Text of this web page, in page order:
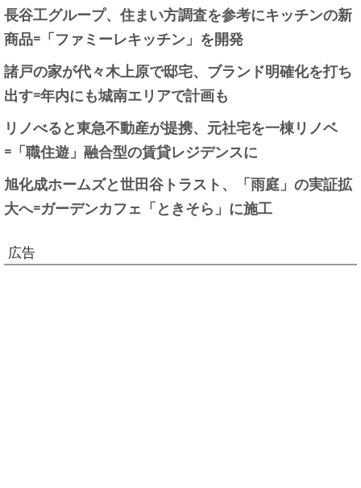
長谷工グループ、住まい方調査を参考にキッチンの新
商品=「ファミーレキッチン」を開発
諸戸の家が代々木上原で邸宅、ブランド明確化を打ち
出す=年内にも城南エリアで計画も
リノべると東急不動産が提携、元社宅を一棟リノベ
=「職住遊」融合型の賃貸レジデンスに
旭化成ホームズと世田谷トラスト、「雨庭」の実証拡
大へ=ガーデンカフェ「ときそら」に施工
広告